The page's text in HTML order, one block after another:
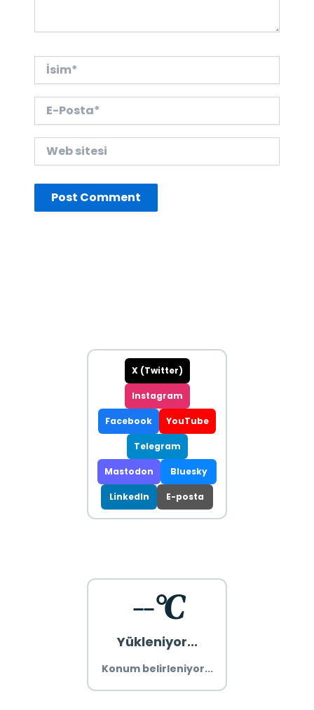
İsim*
Posta*
sitesi
X (Twitter)
Instagram
Facebook YouTube
Telegram
Mastodon Bluesky
LinkedIn E-posta
--°C
Yükleniyor...
Konum belirleniyor...